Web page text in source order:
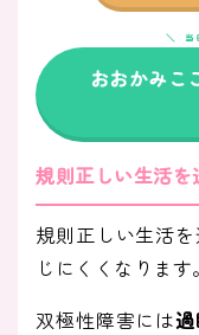
当
おおかみ
規則正しい生活を
規則正しい生活
じにくくなります。
双極性障害には